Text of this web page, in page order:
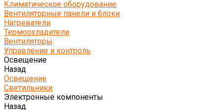
Климатическое оборудование
Вентиляторные панели и блоки
Нагреватели
Термоохладители
Вентиляторы
Управление и контроль
Освещение
Назад
Освещение
Светильники
Электронные компоненты
Назад